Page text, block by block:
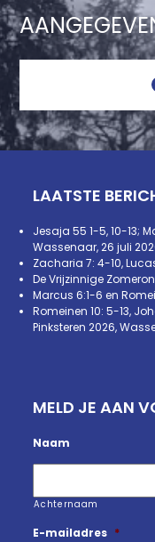
LAATSTE
Jesaja 55 1-5, 10-13;
Wassenaar, 26 juli
Zacharia 7: 4-10,
De Vrijzinnige
Marcus 6:1-6 en
Romeinen 10: 5-13,
Pinksteren 2026,
MELD JE AAN
Naam
Achternaam
E-mailadres *